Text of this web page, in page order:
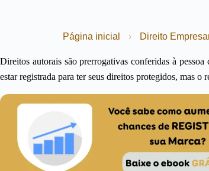
Página inicial › Direito
Direitos autorais são prerrogativas conferidas à
estar registrada para ter seus direitos protegidos, mas